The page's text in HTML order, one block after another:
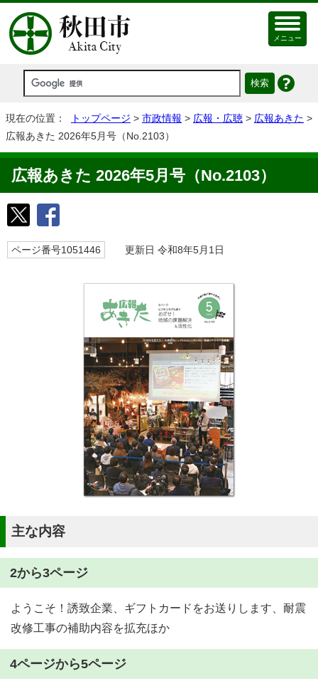
メニュー
現在の位置： トップページ > 市政情報 > 広報・広聴 > 広報あきた >
広報あきた 2026年5月号（No.2103）
広報あきた 2026年5月号（No.2103）
ページ番号1051446 更新日 令和8年5月1日
主な内容
2から3ページ
ようこそ！誘致企業、ギフトカードをお送りします、耐震
改修工事の補助内容を拡充ほか
4ページから5ページ